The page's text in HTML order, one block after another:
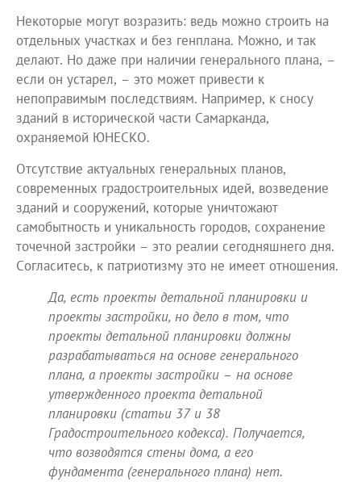
Некоторые могут возразить: ведь можно строить на
отдельных участках и без генплана. Можно, и так
делают. Но даже при наличии генерального плана, –
если он устарел, – это может привести к
непоправимым последствиям. Например, к сносу
зданий в исторической части Самарканда,
охраняемой ЮНЕСКО.
Отсутствие актуальных генеральных планов,
современных градостроительных идей, возведение
зданий и сооружений, которые уничтожают
самобытность и уникальность городов, сохранение
точечной застройки – это реалии сегодняшнего дня.
Согласитесь, к патриотизму это не имеет отношения.
Да, есть проекты детальной планировки и
проекты застройки, но дело в том, что
проекты детальной планировки должны
разрабатываться на основе генерального
плана, а проекты застройки – на основе
утвержденного проекта детальной
планировки (статьи 37 и 38
Градостроительного кодекса). Получается,
что возводятся стены дома, а его
фундамента (генерального плана) нет.